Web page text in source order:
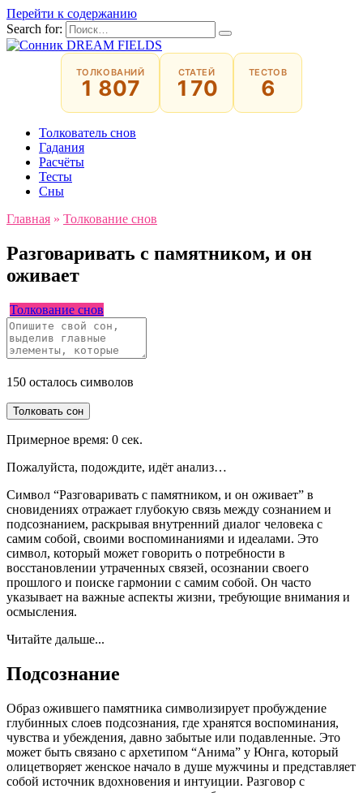
Перейти к содержанию
Search for:
ТОЛКОВАНИЙ
1 807
СТАТЕЙ
170
ТЕСТОВ
6
Толкователь снов
Гадания
Расчёты
Тесты
Сны
Главная » Толкование снов
Разговаривать с памятником, и он
оживает
Толкование снов
150 осталось символов
Толковать сон
Примерное время: 0 сек.
Пожалуйста, подождите, идёт анализ…
Символ “Разговаривать с памятником, и он оживает” в
сновидениях отражает глубокую связь между сознанием и
подсознанием, раскрывая внутренний диалог человека с
самим собой, своими воспоминаниями и идеалами. Это
символ, который может говорить о потребности в
восстановлении утраченных связей, осознании своего
прошлого и поиске гармонии с самим собой. Он часто
указывает на важные аспекты жизни, требующие внимания и
осмысления.
Читайте дальше...
Подсознание
Образ ожившего памятника символизирует пробуждение
глубинных слоев подсознания, где хранятся воспоминания,
чувства и убеждения, давно забытые или подавленные. Это
может быть связано с архетипом “Анима” у Юнга, который
олицетворяет женское начало в душе мужчины и представляет
собой источник вдохновения и интуиции. Разговор с